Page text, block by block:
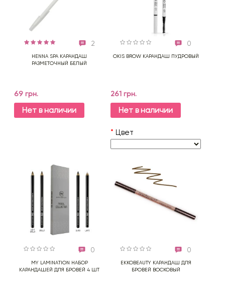
2
HENNA SPA КАРАНДАШ
РАЗМЕТОЧНЫЙ БЕЛЫЙ
69 грн.
Нет в наличии
0
OKIS BROW КАРАНДАШ ПУДРОВЫЙ
261 грн.
Нет в наличии
* Цвет
0
MY LAMINATION НАБОР
КАРАНДАШЕЙ ДЛЯ БРОВЕЙ 4 ШТ
0
EKKOBEAUTY КАРАНДАШ ДЛЯ
БРОВЕЙ ВОСКОВЫЙ